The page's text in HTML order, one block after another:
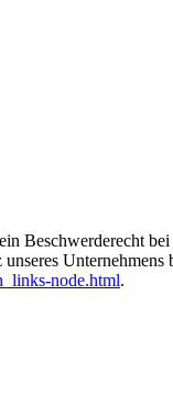
Beschwerderecht
node.html.